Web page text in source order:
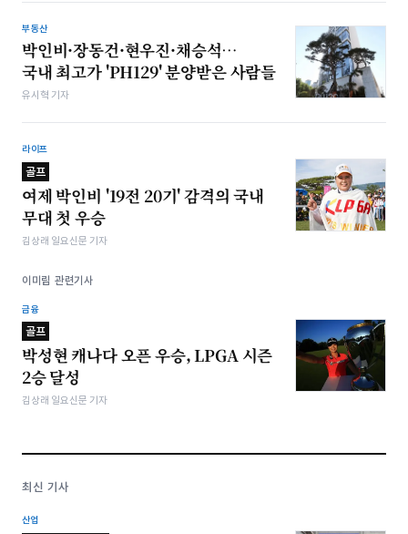
부동산
박인비·장동건·현우진·채승석…
국내 최고가 'PH129' 분양받은 사람들
유시혁 기자
라이프
골프
여제 박인비 '19전 20기' 감격의 국내
무대 첫 우승
김상래 일요신문 기자
이미림 관련기사
금융
골프
박성현 캐나다 오픈 우승, LPGA 시즌
2승 달성
김상래 일요신문 기자
최신 기사
산업